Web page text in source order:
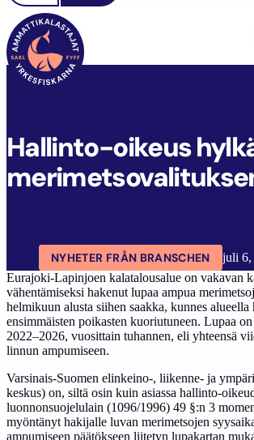
FYFF
Hallinto-oikeus
NYHETER FRÅN BRANSCHEN
juli 6,
Eurajoki-Lapinjoen kalatalousalue on vakavan
vähentämiseksi hakenut lupaa ampua
helmikuun alusta siihen saakka, kunnes alueella
ensimmäisten poikasten kuoriutuneen. Lupaa
2022–2026, vuosittain tuhannen, eli yhteensä
linnun ampumiseen.
Varsinais-Suomen elinkeino-, liikenne- ja
keskus) on, siltä osin kuin asiassa hallinto-
luonnonsuojelulain (1096/1996) 49 §:n 3
myöntänyt hakijalle luvan merimetsojen
ampumiseen päätökseen liitetyn lupakartan